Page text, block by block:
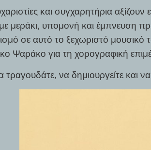
και συγχαρητήρια
μεράκι, υπομονή και έμπνευση
σε αυτό το ξεχωριστό μουσικό
Ψαράκο για τη χορογραφική
τραγουδάτε, να δημιουργείτε και